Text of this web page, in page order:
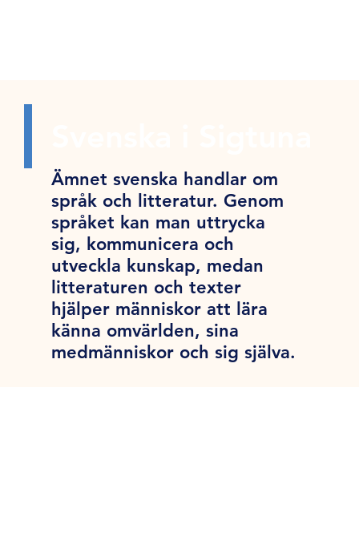
Ämnet svenska handlar om
språk och litteratur. Genom
språket kan man uttrycka
sig, kommunicera och
utveckla kunskap, medan
litteraturen och texter
hjälper människor att lära
känna omvärlden, sina
medmänniskor och sig själva.